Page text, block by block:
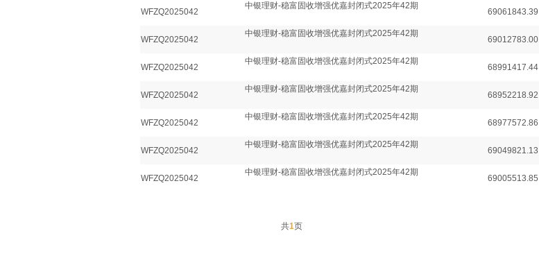
WFZQ2025042
中银理财-稳富固收增强优嘉封闭式2025年42期
69061843.39
WFZQ2025042
中银理财-稳富固收增强优嘉封闭式2025年42期
69012783.00
WFZQ2025042
中银理财-稳富固收增强优嘉封闭式2025年42期
68991417.44
WFZQ2025042
中银理财-稳富固收增强优嘉封闭式2025年42期
68952218.92
WFZQ2025042
中银理财-稳富固收增强优嘉封闭式2025年42期
68977572.86
WFZQ2025042
中银理财-稳富固收增强优嘉封闭式2025年42期
69049821.13
WFZQ2025042
中银理财-稳富固收增强优嘉封闭式2025年42期
69005513.85
共1页